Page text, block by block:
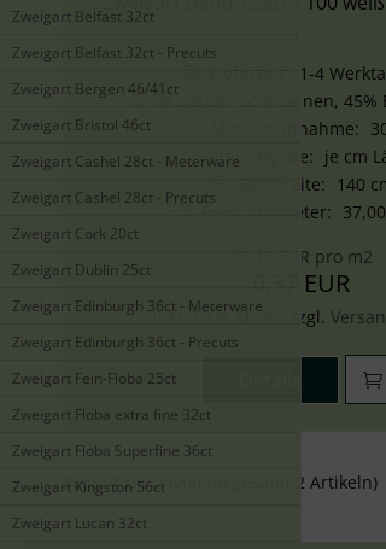
Zweigart Belfast 32ct
Zweigart Belfast 32ct - Precuts
Zweigart Bergen 46/41ct
Zweigart Bristol 46ct
Zweigart Cashel 28ct - Meterware
Zweigart Cashel 28ct - Precuts
Zweigart Cork 20ct
Zweigart Dublin 25ct
Zweigart Edinburgh 36ct - Meterware
Zweigart Edinburgh 36ct - Precuts
Zweigart Fein-Floba 25ct
Zweigart Floba extra fine 32ct
Zweigart Floba Superfine 36ct
Zweigart Kingston 56ct
Zweigart Lucan 32ct
Lieferzeit: 1-4
Material
55% Leinen,
Mindestabnahme:
Preisangabe: je cm
Stoffbreite: 140
Preis pro Meter:
26,43 EUR pro m2
0,37 EUR
inkl. 19 % MwSt. zzgl.
Zeige1bis2(von insgesamt 2 Artikeln)